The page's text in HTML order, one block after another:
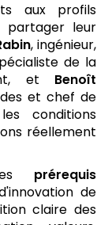
aux profils
partager leur
, ingénieur,
de la
et Benoît
et chef de
conditions
réellement
prérequis
de
claire des